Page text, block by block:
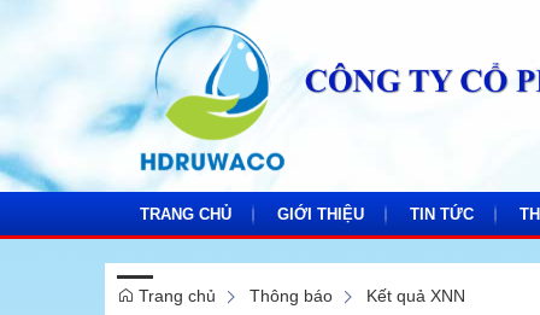
TRANG CHỦ GIỚI THIỆU TIN TỨC
Trang chủ Thông báo Kết quả XNN